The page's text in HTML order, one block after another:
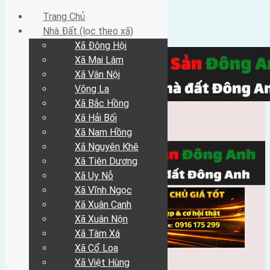
Trang Chủ
Trang Chủ
Nhà Đất (lọc theo xã)
Xã Đông Hội
Xã Mai Lâm
Xã Vân Nội
Võng La
Xã Bắc Hồng
Xã Hải Bối
Xã Nam Hồng
Xã Nguyên Khê
Xã Tiên Dương
Xã Uy Nỗ
Xã Vĩnh Ngọc
Xã Xuân Canh
Xã Xuân Nộn
Xã Tàm Xá
Xã Cổ Loa
Xã Việt Hùng